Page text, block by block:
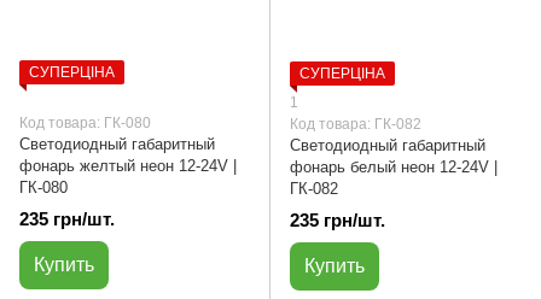
СУПЕРЦІНА
Код товара: ГК-080
Светодиодный габаритный
фонарь желтый неон 12-24V |
ГК-080
235 грн/шт.
Купить
СУПЕРЦІНА
1
Код товара: ГК-082
Светодиодный габаритный
фонарь белый неон 12-24V |
ГК-082
235 грн/шт.
Купить